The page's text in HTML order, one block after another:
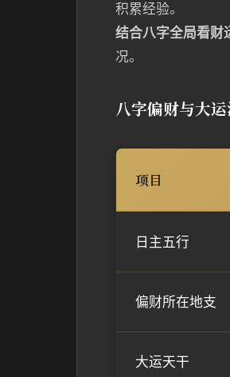
积累经验。
结合八字全局看财
况。
八字偏财与大
项目
日主五行
偏财所在地支
大运天干